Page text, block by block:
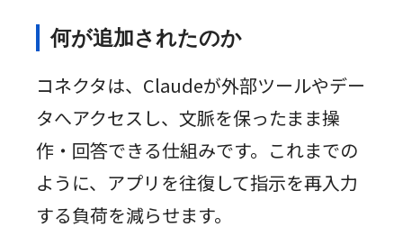
何が追加されたのか
コネクタは、Claudeが外部ツールやデー
タへアクセスし、文脈を保ったまま操
作・回答できる仕組みです。これまでの
ように、アプリを往復して指示を再入力
する負荷を減らせます。